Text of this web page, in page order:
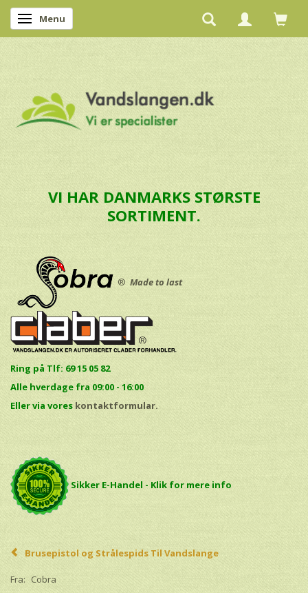
Skifte navigation
Menu
VI HAR DANMARKS STØRSTE
SORTIMENT.
® Made to last
Ring på Tlf: 69 15 05 82
Alle hverdage fra 09:00 - 16:00
Eller via vores kontaktformular.
Sikker E-Handel - Klik for mere info
Brusepistol og Strålespids Til Vandslange
Fra: Cobra